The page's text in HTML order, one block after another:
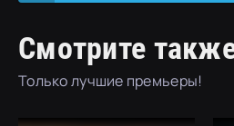
Смотрите
Только лучшие премьеры!